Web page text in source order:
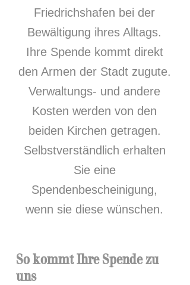
Friedrichshafen bei der
Bewältigung ihres Alltags.
Ihre Spende kommt direkt
den Armen der Stadt zugute.
Verwaltungs- und andere
Kosten werden von den
beiden Kirchen getragen.
Selbstverständlich erhalten
Sie eine
Spendenbescheinigung,
wenn sie diese wünschen.
So kommt Ihre Spende zu
uns